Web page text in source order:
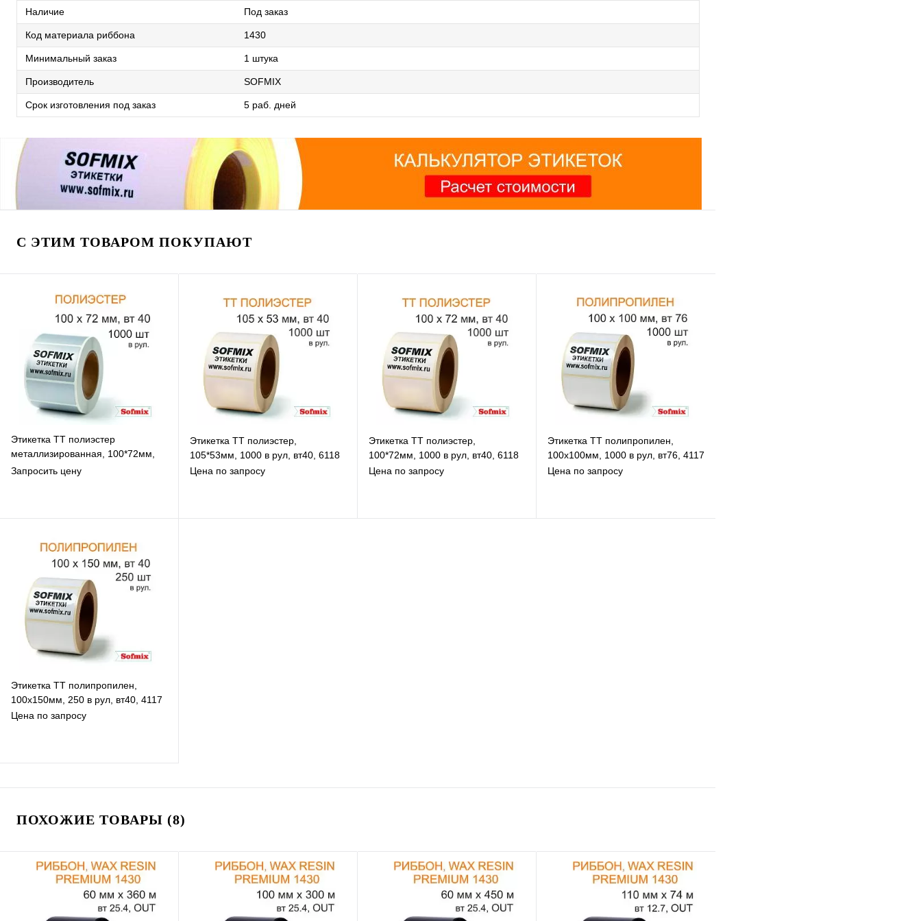
Наличие Под заказ
Код материала риббона 1430
Минимальный заказ 1 штука
Производитель SOFMIX
Срок изготовления под заказ 5 раб. дней
С ЭТИМ ТОВАРОМ ПОКУПАЮТ
Этикетка ТТ полиэстер
металлизированная, 100*72мм,
1000 в рул, вт40, 12120
Запросить цену
В избранное
К сравнению
Под заказ
Этикетка ТТ полиэстер,
105*53мм, 1000 в рул, вт40, 6118
Цена по запросу
Этикетка ТТ полиэстер,
100*72мм, 1000 в рул, вт40, 6118
Цена по запросу
Этикетка ТТ полипропилен,
100х100мм, 1000 в рул, вт76, 4117
Цена по запросу
Этикетка ТТ полипропилен,
100х150мм, 250 в рул, вт40, 4117
Цена по запросу
В избранное
В наличии
ПОХОЖИЕ ТОВАРЫ (8)